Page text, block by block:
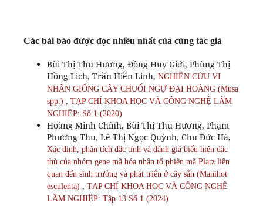
Các bài báo được đọc nhiều nhất của cùng tác giả
Bùi Thị Thu Hương, Đồng Huy Giới, Phùng Thị
Hồng Lich, Trần Hiền Linh, NGHIÊN CỨU VI
NHÂN GIỐNG CÂY CHUỐI NGỰ ĐẠI HOÀNG (Musa
spp.) , TẠP CHÍ KHOA HỌC VÀ CÔNG NGHỆ LÂM
NGHIỆP: Số 1 (2020)
Hoàng Minh Chính, Bùi Thị Thu Hương, Phạm
Phương Thu, Lê Thị Ngọc Quỳnh, Chu Đức Hà,
Xác định, phân tích đặc tính và đánh giá biểu hiện đặc
thù của nhóm gene mã hóa nhân tố phiên mã Platz liên
quan đến sinh trưởng và phát triển ở cây sắn (Manihot
esculenta) , TẠP CHÍ KHOA HỌC VÀ CÔNG NGHỆ
LÂM NGHIỆP: Tập 13 Số 1 (2024)